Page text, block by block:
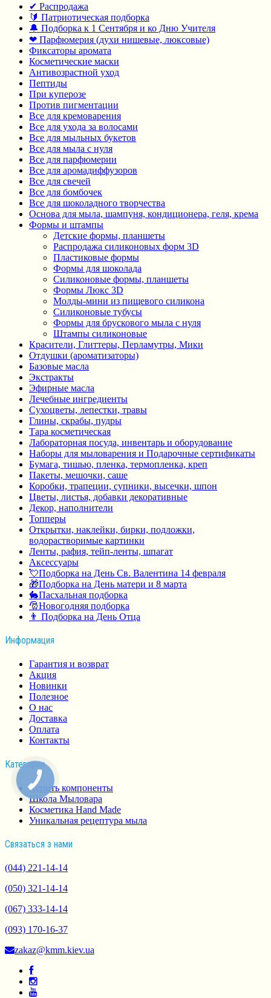
✔ Распродажа
🔰 Патриотическая подборка
🔔 Подборка к 1 Сентября и ко Дню Учителя
❤ Парфюмерия (духи нишевые, люксовые)
Фиксаторы аромата
Косметические маски
Антивозрастной уход
Пептиды
При куперозе
Против пигментации
Все для кремоварения
Все для ухода за волосами
Все для мыльных букетов
Все для мыла с нуля
Все для парфюмерии
Все для аромадиффузоров
Все для свечей
Все для бомбочек
Все для шоколадного творчества
Основа для мыла, шампуня, кондиционера, геля, крема
Формы и штампы
Детские формы, планшеты
Распродажа силиконовых форм 3D
Пластиковые формы
Формы для шоколада
Силиконовые формы, планшеты
Формы Люкс 3D
Молды-мини из пищевого силикона
Силиконовые тубусы
Формы для брускового мыла с нуля
Штампы силиконовые
Красители, Глиттеры, Перламутры, Мики
Отдушки (ароматизаторы)
Базовые масла
Экстракты
Эфирные масла
Лечебные ингредиенты
Сухоцветы, лепестки, травы
Глины, скрабы, пудры
Тара косметическая
Лабораторная посуда, инвентарь и оборудование
Наборы для мыловарения и Подарочные сертификаты
Бумага, тишью, пленка, термопленка, креп
Пакеты, мешочки, саше
Коробки, трапеции, супники, высечки, шпон
Цветы, листья, добавки декоративные
Декор, наполнители
Топперы
Открытки, наклейки, бирки, подложки,
водорастворимые картинки
Ленты, рафия, тейп-ленты, шпагат
Аксессуары
💘Подборка на День Св. Валентина 14 февраля
🎁Подборка на День матери и 8 марта
🐇Пасхальная подборка
🎅Новогодняя подборка
👨 Подборка на День Отца
Информация
Гарантия и возврат
Акция
Новинки
Полезное
О нас
Доставка
Оплата
Контакты
Категории
Купить компоненты
Школа Мыловара
Косметика Hand Made
Уникальная рецептура мыла
Связаться з нами
(044) 221-14-14
(050) 321-14-14
(067) 333-14-14
(093) 170-16-37
zakaz@kmm.kiev.ua